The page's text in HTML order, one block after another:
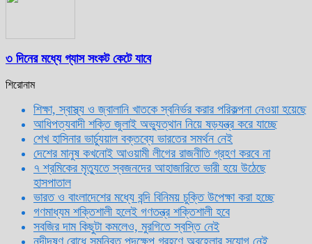
৩ দিনের মধ্যে গ্যাস সংকট কেটে যাবে
শিরোনাম
শিক্ষা, স্বাস্থ্য ও জ্বালানি খাতকে স্বনির্ভর করার পরিকল্পনা নেওয়া হয়েছে
আধিপত্যবাদী শক্তি জুলাই অভ্যুত্থান নিয়ে ষড়যন্ত্র করে যাচ্ছে
শেখ হাসিনার ভার্চ্যুয়াল বক্তব্যে ভারতের সমর্থন নেই
দেশের মানুষ কখনোই আওয়ামী লীগের রাজনীতি গ্রহণ করবে না
৭ শ্রমিকের মৃত্যুতে স্বজনদের আহাজারিতে ভারী হয়ে উঠেছে
হাসপাতাল
ভারত ও বাংলাদেশের মধ্যে বন্দি বিনিময় চুক্তি উপেক্ষা করা হচ্ছে
গণমাধ্যম শক্তিশালী হলেই গণতন্ত্র শক্তিশালী হবে
সবজির দাম কিছুটা কমলেও, মুরগিতে স্বস্তি নেই
নদীদূষণ রোধে সমন্বিত পদক্ষেপ গ্রহণে অবহেলার সুযোগ নেই